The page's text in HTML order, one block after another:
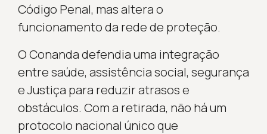
Código Penal, mas altera o
funcionamento da rede de proteção.
O Conanda defendia uma integração
entre saúde, assistência social, segurança
e Justiça para reduzir atrasos e
obstáculos. Com a retirada, não há um
protocolo nacional único que